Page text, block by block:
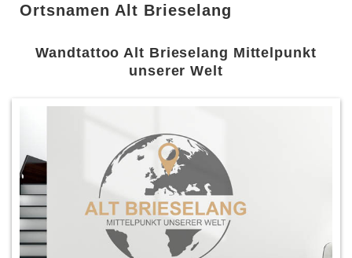
Ortsnamen Alt Brieselang
Wandtattoo Alt Brieselang Mittelpunkt
unserer Welt